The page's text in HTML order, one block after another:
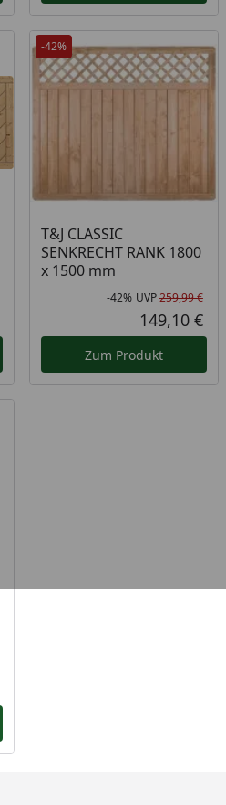
in ProzentPreis
Preis
-42%
T&J CLASSIC
SENKRECHT RANK 1800
x 1500 mm
-42% UVP259,99 €
149,10 €
Zum Produkt
in ProzentPreis
Preis